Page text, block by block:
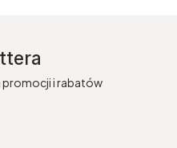
promocji i rabatów